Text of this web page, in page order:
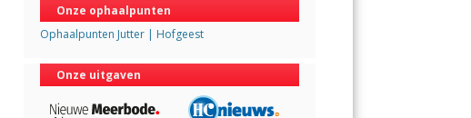
Onze ophaalpunten
Ophaalpunten Jutter | Hofgeest
Onze uitgaven